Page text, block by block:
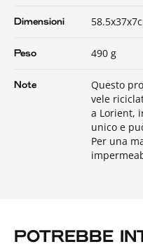
Dimensioni
Peso 490 g
Note
Questo
vele
a Lorient,
unico e
Per una
POTREBBE